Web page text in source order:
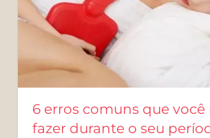
6 erros comuns que você
fazer durante o seu